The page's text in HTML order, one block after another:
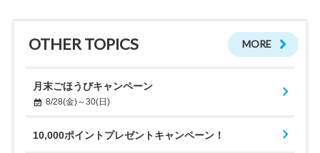
OTHER TOPICS MORE
月末ごほうびキャンペーン
8/28(金)～30(日)
10,000ポイントプレゼントキャンペーン！